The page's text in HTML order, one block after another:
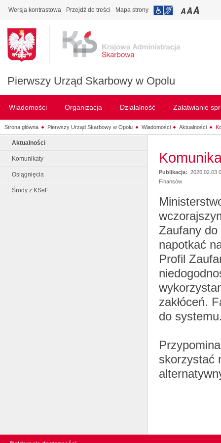
Wersja kontrastowa Przejdź do treści Mapa strony
Pierwszy Urząd Skarbowy w Opolu
Wiadomości Organizacja Działalność Załatwianie
Strona główna Pierwszy Urząd Skarbowy w Opolu Wiadomości Aktualności
Aktualności
Komunikaty
Osiągnięcia
Środy z KSeF
Publikacja: 2026.02.03
Finansów
Zaufany do
napotkać
Profil
zakłóceń.
do
skorzystać